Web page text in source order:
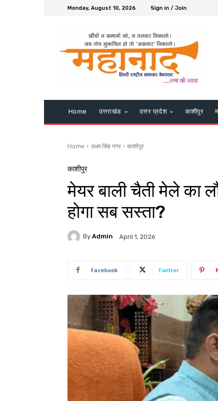
Monday, August 10, 2026 Sign in / Join
Home उत्तराखंड उत्तर प्रदेश काशीपुर
Home उधम सिंह नगर काशीपुर
काशीपुर
मेयर बाली चैती मेले का
होगा सब सस्ता?
By Admin April 1, 2026
Facebook Twitter